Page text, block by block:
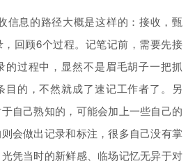
信息的路径大概是这样的：接收，甄
回顾6个过程。记笔记前，需要先接
的过程中，显然不是眉毛胡子一把抓
目的，不然就成了速记工作者了。另
自己熟知的，可能会加上一些自己的
会做出记录和标注，很多自己没有掌
凭当时的新鲜感、临场记忆无异于对